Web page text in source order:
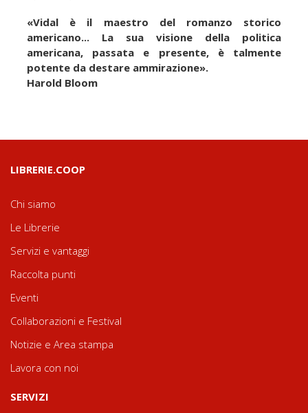
«Vidal è il maestro del romanzo storico
americano... La sua visione della politica
americana, passata e presente, è talmente
potente da destare ammirazione».
Harold Bloom
LIBRERIE.COOP
Chi siamo
Le Librerie
Servizi e vantaggi
Raccolta punti
Eventi
Collaborazioni e Festival
Notizie e Area stampa
Lavora con noi
SERVIZI